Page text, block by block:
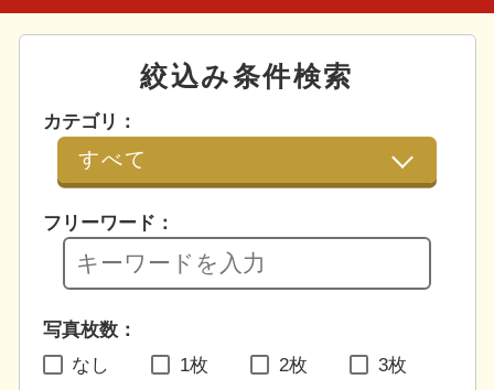
絞込み条件検索
カテゴリ：
フリーワード：
写真枚数：
なし
1枚 2枚 3枚